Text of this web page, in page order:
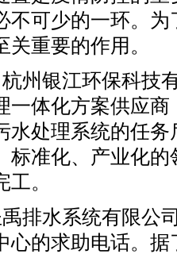
不可少的一环。
重要的作用。
州银江环保科技
一体化方案供应
水处理系统的任
标准化、产业化
。
排水系统有限公
心的求助电话。